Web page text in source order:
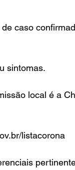
caso
sintomas.
local é a
listacorona